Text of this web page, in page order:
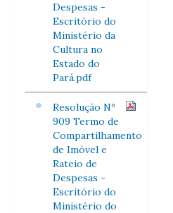
Despesas -
Escritório do
Ministério da
Cultura no
Estado do
Pará.pdf
Resolução Nº
909 Termo de
Compartilhamento
de Imóvel e
Rateio de
Despesas -
Escritório do
Ministério do